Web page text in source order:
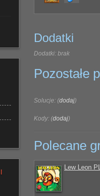
Dodatki
Dodatki: brak
Pozostałe
Solucje: (dodaj)
Kody: (dodaj)
Polecane
Lew Leon